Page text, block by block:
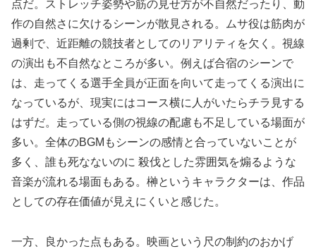
点だ。ストレッチ姿勢や筋の見せ方が不自然だったり、動
作の自然さに欠けるシーンが散見される。ムサ役は筋肉が
過剰で、近距離の競技者としてのリアリティを欠く。視線
の演出も不自然なところが多い。例えば合宿のシーンで
は、走ってくる選手全員が正面を向いて走ってくる演出に
なっているが、現実にはコース横に人がいたらチラ見する
はずだ。走っている側の視線の配慮も不足している場面が
多い。全体のBGMもシーンの感情と合っていないことが
多く、誰も死なないのに 殺伐とした雰囲気を煽るような
音楽が流れる場面もある。榊というキャラクターは、作品
としての存在価値が見えにくいと感じた。
一方、良かった点もある。映画という尺の制約のおかげ